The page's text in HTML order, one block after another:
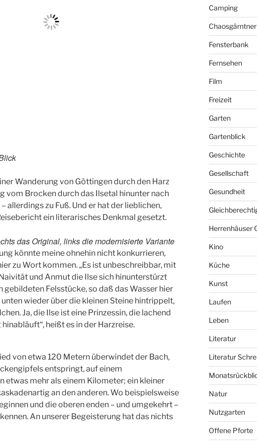
Wanderung von Göttingen durch den Harz
vom Brocken durch das Ilsetal hinunter nach
allerdings zu Fuß. Und er hat der lieblichen,
ein literarisches Denkmal gesetzt.
das Original, links die modernisierte Variante
könnte meine ohnehin nicht konkurrieren,
zu Wort kommen. „Es ist unbeschreibbar, mit
und Anmut die Ilse sich hinunterstürzt
gebildeten Felsstücke, so daß das Wasser hier
wieder über die kleinen Steine hintrippelt,
Ja, die Ilse ist eine Prinzessin, die lachend
heißt es in der Harzreise.
von etwa 120 Metern überwindet der Bach,
entspringt, auf einem
etwas mehr als einem Kilometer; ein kleiner
an den anderen. Wo beispielsweise
und die oberen enden – und umgekehrt –
An unserer Begeisterung hat das nichts
Camping
Fensterbank
Fernsehen
Film
Freizeit
Garten
Gartenblick
Geschichte
Gesellschaft
Gesundheit
Herrenhäuser
Kino
Küche
Kunst
Laufen
Leben
Literatur
Literatur
Natur
Nutzgarten
Offene Pforte